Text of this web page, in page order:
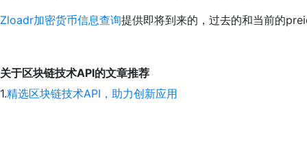
Zloadr加密货币信息查询提供即将到来的，过去的和当前的
关于区块链技术API的文章推荐
1.精选区块链技术API，助力创新应用